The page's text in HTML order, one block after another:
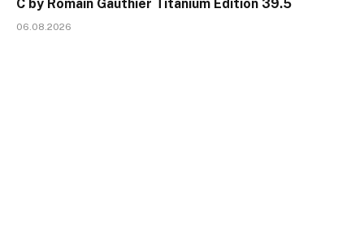
C by Romain Gauthier Titanium Edition 39.5
06.08.2026